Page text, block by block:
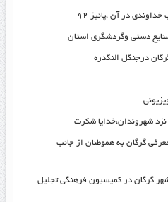
دستی وگردشگری استان
درجنگل النگدره
شهروندان،خدایا شکرت
گرگان به هموطنان از جانب
گرگان در کمیسیون فرهنگی تجلیل